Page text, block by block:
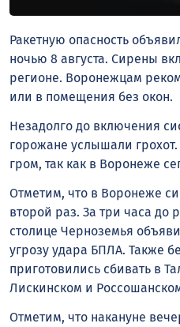
Ракетную опасность
ночью 8 августа. Сирены
регионе. Воронежцам
или в помещения без окон.
Незадолго до включения
горожане услышали
гром, так как в Воронеже
Отметим, что в Воронеже
второй раз. За три часа до
столице Черноземья
угрозу удара БПЛА. Также
приготовились сбивать в
Лискинском и
Отметим, что накануне